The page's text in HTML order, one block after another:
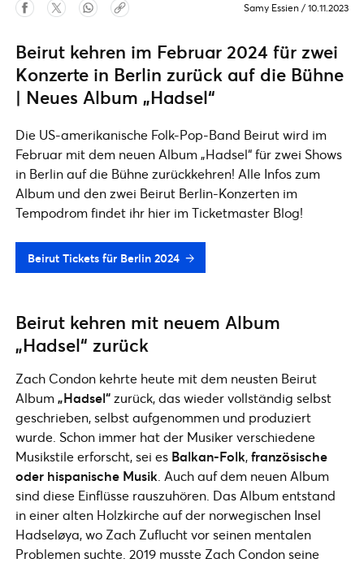
Samy Essien / 10.11.2023
Beirut kehren im Februar 2024 für zwei
Konzerte in Berlin zurück auf die Bühne
| Neues Album „Hadsel“
Die US-amerikanische Folk-Pop-Band Beirut wird im
Februar mit dem neuen Album „Hadsel“ für zwei Shows
in Berlin auf die Bühne zurückkehren! Alle Infos zum
Album und den zwei Beirut Berlin-Konzerten im
Tempodrom findet ihr hier im Ticketmaster Blog!
Beirut Tickets für Berlin 2024
Beirut kehren mit neuem Album
„Hadsel“ zurück
Zach Condon kehrte heute mit dem neusten Beirut
Album„Hadsel“zurück, das wieder vollständig selbst
geschrieben, selbst aufgenommen und produziert
wurde. Schon immer hat der Musiker verschiedene
Musikstile erforscht, sei es Balkan-Folk,französische
oder hispanische Musik . Auch auf dem neuen Album
sind diese Einflüsse rauszuhören. Das Album entstand
in einer alten Holzkirche auf der norwegischen Insel
Hadseløya, wo Zach Zuflucht vor seinen mentalen
Problemen suchte. 2019 musste Zach Condon seine